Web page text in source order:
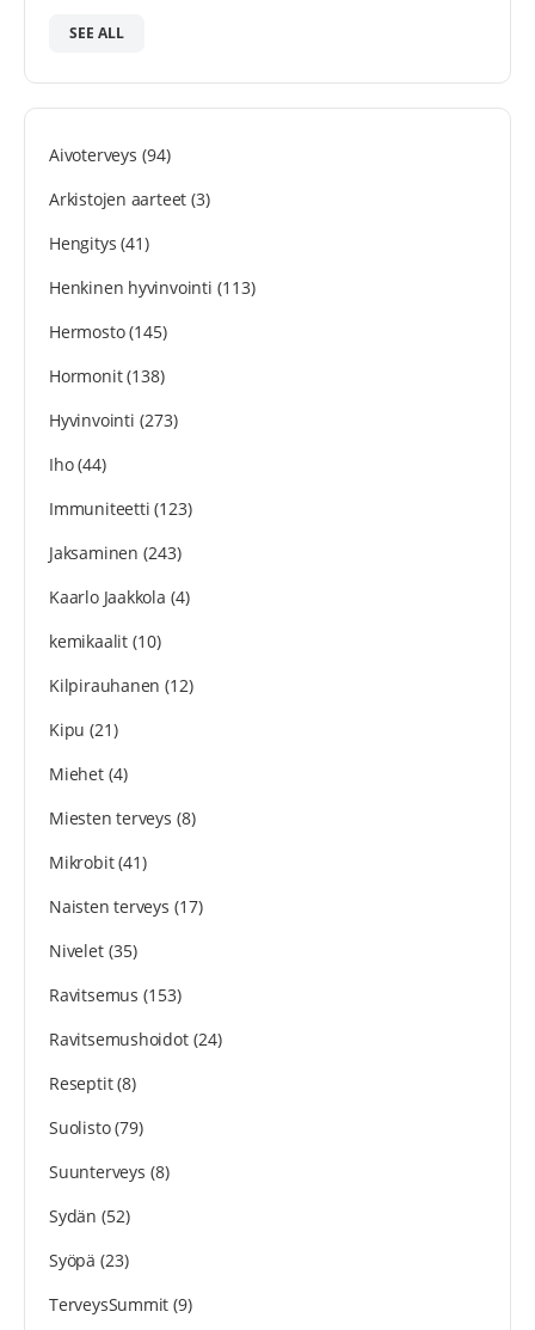
SEE ALL
Aivoterveys (94)
Arkistojen aarteet (3)
Hengitys (41)
Henkinen hyvinvointi (113)
Hermosto(145)
Hormonit(138)
Hyvinvointi (273)
Iho(44)
Immuniteetti (123)
Jaksaminen (243)
Kaarlo Jaakkola (4)
kemikaalit(10)
Kilpirauhanen (12)
Kipu (21)
Miehet(4)
Miesten terveys (8)
Mikrobit(41)
Naisten terveys (17)
Nivelet(35)
Ravitsemus (153)
Ravitsemushoidot(24)
Reseptit(8)
Suolisto(79)
Suunterveys (8)
Sydän (52)
Syöpä (23)
TerveysSummit (9)